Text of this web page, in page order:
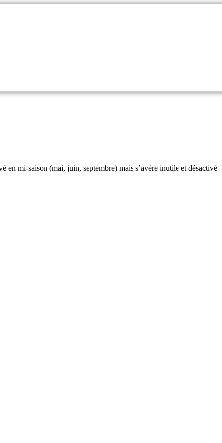
en mi-saison (mai, juin, septembre) mais s’avère inutile et désactivé